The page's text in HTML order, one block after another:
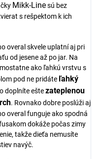
Mikk-Linesú bez
s rešpektom k ich
overal skvele uplatní aj pri
od jesene až po jar. Na
ako ľahkú vrstvu s
pod ne pridáte ľahký
doplníte eštezateplenou
. Rovnako dobre poslúži aj
overal funguje ako spodná
dokáže počas zimy
takže dieťa nemusíte
navýč.